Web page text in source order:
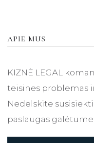
APIE MUS
KIZNĖ LEGAL
teisines problemas
Nedelskite
paslaugas